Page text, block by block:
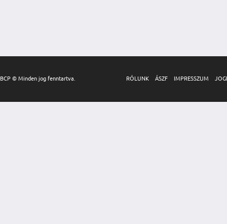
BCP © Minden jog fenntartva. RÓLUNK ÁSZF IMPRESSZUM